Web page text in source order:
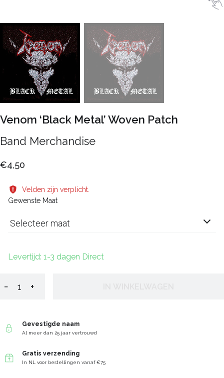
Venom ‘Black Metal’ Woven Patch
Band Merchandise
€4,50
Velden zijn verplicht.
Gewenste Maat
Selecteer maat
Levertijd: 1-3 dagen Direct
− +
Gevestigde naam
Al meer dan 25 jaar vertrouwd
Gratis verzending
In NL voor bestellingen vanaf €75